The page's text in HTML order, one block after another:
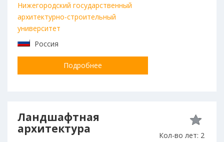
Нижегородский государственный
архитектурно-строительный
университет
Россия
Подробнее
Ландшафтная
архитектура
Кол-во лет: 2